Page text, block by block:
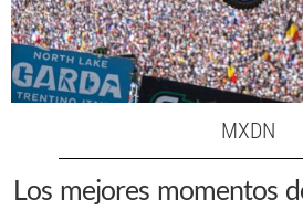
MXDN
Los mejores momentos